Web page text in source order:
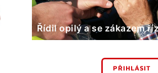
Řídil opilý a se zákazem
PŘIHLÁSIT